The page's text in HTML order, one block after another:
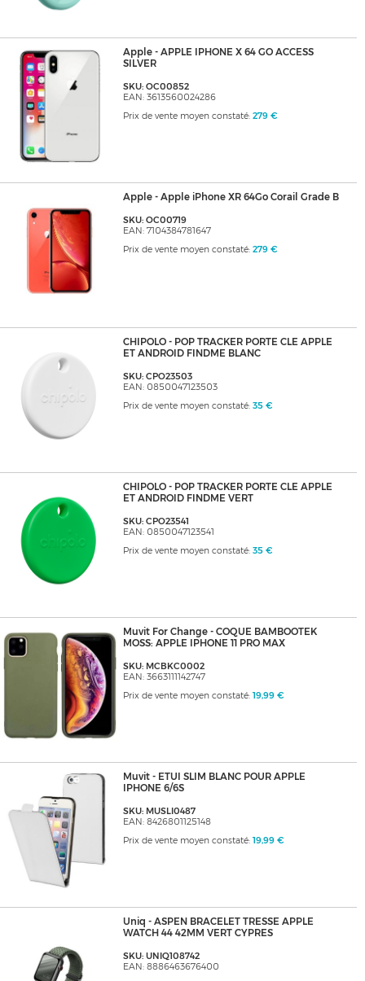
Apple - APPLE IPHONE X 64 GO ACCESS
SILVER
SKU: OC00852
EAN: 3613560024286
Prix de vente moyen constaté: 279 €
Apple - Apple iPhone XR 64Go Corail Grade B
SKU: OC00719
EAN: 7104384781647
Prix de vente moyen constaté: 279 €
CHIPOLO - POP TRACKER PORTE CLE APPLE
ET ANDROID FINDME BLANC
SKU: CPO23503
EAN: 0850047123503
Prix de vente moyen constaté: 35 €
CHIPOLO - POP TRACKER PORTE CLE APPLE
ET ANDROID FINDME VERT
SKU: CPO23541
EAN: 0850047123541
Prix de vente moyen constaté: 35 €
Muvit For Change - COQUE BAMBOOTEK
MOSS: APPLE IPHONE 11 PRO MAX
SKU: MCBKC0002
EAN: 3663111142747
Prix de vente moyen constaté: 19,99 €
Muvit - ETUI SLIM BLANC POUR APPLE
IPHONE 6/6S
SKU: MUSLI0487
EAN: 8426801125148
Prix de vente moyen constaté: 19,99 €
Uniq - ASPEN BRACELET TRESSE APPLE
WATCH 44 42MM VERT CYPRES
SKU: UNIQ108742
EAN: 8886463676400